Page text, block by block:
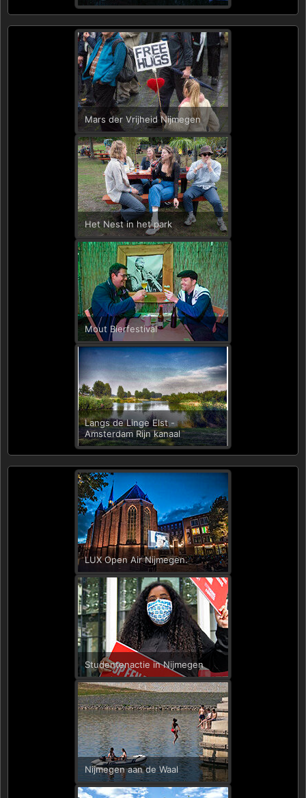
Mars der Vrijheid Nijmegen
Het Nest in het park
Mout Bierfestival
Langs de Linge Elst -
Amsterdam Rijn kanaal
LUX Open Air Nijmegen.
Studentenactie in Nijmegen
Nijmegen aan de Waal